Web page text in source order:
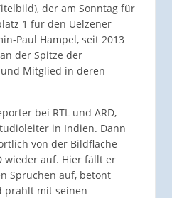
der am Sonntag für
1 für den Uelzener
Paul Hampel, seit 2013
der Spitze der
Mitglied in deren
bei RTL und ARD,
in Indien. Dann
von der Bildfläche
wieder auf. Hier fällt er
Sprüchen auf, betont
prahlt mit seinen